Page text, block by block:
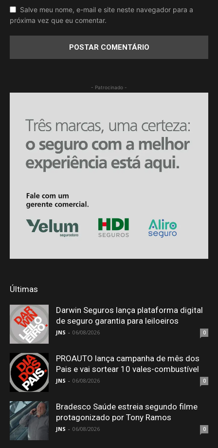
Salve meu nome, e-mail e site neste navegador para a
próxima vez que eu comentar.
- Patrocinado -
Últimas
Darwin Seguros lança plataforma digital
de seguro garantia para leiloeiros
JNS - 06/08/2026 0
PROAUTO lança campanha de mês dos
Pais e vai sortear 10 vales-combustível
JNS - 06/08/2026 0
Bradesco Saúde estreia segundo filme
protagonizado por Tony Ramos
JNS - 06/08/2026 0